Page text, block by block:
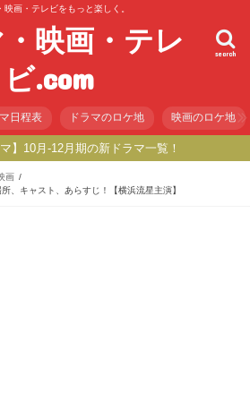
映画・テレビをもっと楽しく。
・映画・テレ
ビ.com
search
日程表 ドラマのロケ地 映画のロケ地
マ】10月-12月期の新ドラマ一覧！
画
、キャスト、あらすじ！【横浜流星主演】